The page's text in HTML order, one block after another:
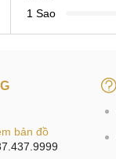
1 Sao
bản đồ